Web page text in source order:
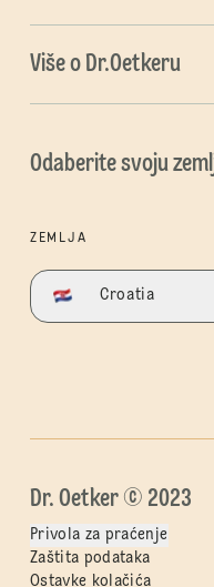
Više o Dr.Oetkeru
Odaberite svoju
ZEMLJA
Croatia
Dr. Oetker © 2023
Privola za praćenje
Zaštita podataka
Ostavke kolačića